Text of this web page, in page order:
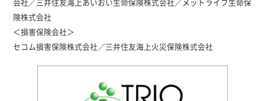
会社／三井住友海上あいおい生命保険株式会社／メットライフ生命保
険株式会社
＜損害保険会社＞
セコム損害保険株式会社／三井住友海上火災保険株式会社